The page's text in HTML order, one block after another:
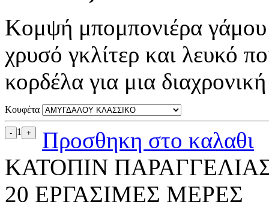
Κομψή μπομπονιέρα
χρυσό γκλίτερ και λευκό
κορδέλα για μια
Κουφέτα
1
Προσθηκη στο καλαθι
ΚΑΤΟΠΙΝ
20 ΕΡΓΑΣΙΜΕΣ ΜΕΡΕΣ